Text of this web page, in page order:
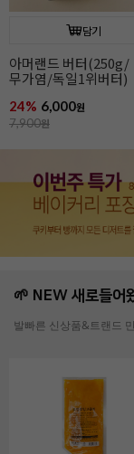
담기
[그랑퍼마쥬] 고메
발효버터(200g/무가
14% 8,480원
9,900원
🌱 NEW 새로들어
발빠른 신상품&트랜드